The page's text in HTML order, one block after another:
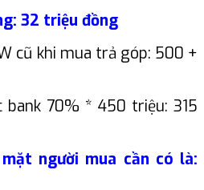
32 triệu đồng
cũ khi mua trả góp: 500 +
bank 70% * 450 triệu: 315
người mua cần có là: